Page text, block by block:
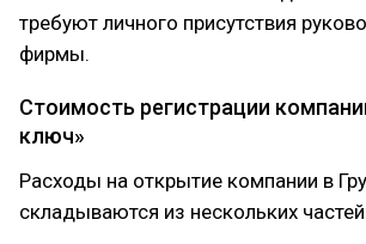
требуют личного присутствия
фирмы.
Стоимость регистрации
ключ»
Расходы на открытие компании в
складываются из нескольких